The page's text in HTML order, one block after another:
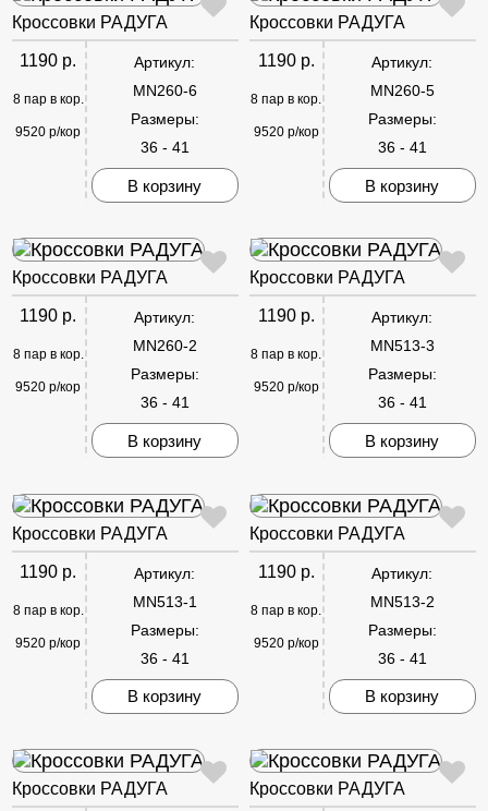
Кроссовки РАДУГА
1190 р.
8 пар в кор.
9520 р/кор
Артикул:
MN260-6
Размеры:
36 - 41
В корзину
Кроссовки РАДУГА
1190 р.
8 пар в кор.
9520 р/кор
Артикул:
MN260-5
Размеры:
36 - 41
В корзину
Кроссовки РАДУГА
1190 р.
8 пар в кор.
9520 р/кор
Артикул:
MN260-2
Размеры:
36 - 41
В корзину
Кроссовки РАДУГА
1190 р.
8 пар в кор.
9520 р/кор
Артикул:
MN513-3
Размеры:
36 - 41
В корзину
Кроссовки РАДУГА
1190 р.
8 пар в кор.
9520 р/кор
Артикул:
MN513-1
Размеры:
36 - 41
В корзину
Кроссовки РАДУГА
1190 р.
8 пар в кор.
9520 р/кор
Артикул:
MN513-2
Размеры:
36 - 41
В корзину
Кроссовки РАДУГА Кроссовки РАДУГА